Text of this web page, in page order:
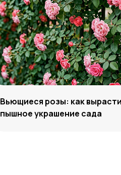
Вьющиеся розы: как
пышное украшение сада